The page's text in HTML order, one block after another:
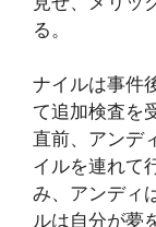
る。
ナイルは事件
て追加検査を
直前、アンデ
イルを連れて
み、アンディ
ルは自分が夢